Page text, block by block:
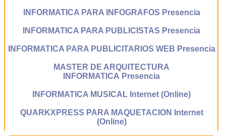
INFORMATICA PARA INFOGRAFOS Presencia
INFORMATICA PARA PUBLICISTAS Presencia
INFORMATICA PARA PUBLICITARIOS WEB Presencia
MASTER DE ARQUITECTURA
INFORMATICA Presencia
INFORMATICA MUSICAL Internet (Online)
QUARKXPRESS PARA MAQUETACION Internet
(Online)